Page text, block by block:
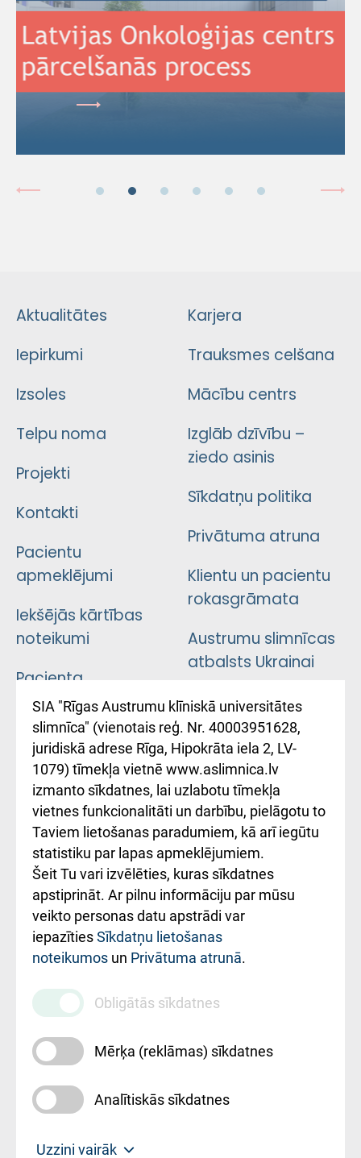
Aktualitātes
Iepirkumi
Izsoles
Telpu noma
Projekti
Kontakti
Pacientu
apmeklējumi
Iekšējās kārtības
noteikumi
Pacienta
atsauksmju/sūdzību
iesniegšanas
kārtība
Kā pie mums nokļūt
Rēķinu apmaksas
ceļvedis
Rekvizīti un
ārstniecības
iestādes kods
010000234
Maksas
pakalpojumu
cenrādis
Karjera
Trauksmes celšana
Mācību centrs
Izglāb dzīvību –
ziedo asinis
Sīkdatņu politika
Privātuma atruna
Klientu un pacientu
rokasgrāmata
Austrumu slimnīcas
atbalsts Ukrainai
Підтримка Східної
лікарні та співпраця з
Україною
SIA "Rīgas Austrumu klīniskā universitātes
slimnīca" (vienotais reģ. Nr. 40003951628,
juridiskā adrese Rīga, Hipokrāta iela 2, LV-
1079) tīmekļa vietnē www.aslimnica.lv
izmanto sīkdatnes, lai uzlabotu tīmekļa
vietnes funkcionalitāti un darbību, pielāgotu to
Taviem lietošanas paradumiem, kā arī iegūtu
statistiku par lapas apmeklējumiem.
Šeit Tu vari izvēlēties, kuras sīkdatnes
apstiprināt. Ar pilnu informāciju par mūsu
veikto personas datu apstrādi var
iepazītiesSīkdatņu lietošanas
noteikumos un Privātuma atrunā.
Obligātās sīkdatnes
Mērķa (reklāmas) sīkdatnes
Analītiskās sīkdatnes
Uzzini vairāk